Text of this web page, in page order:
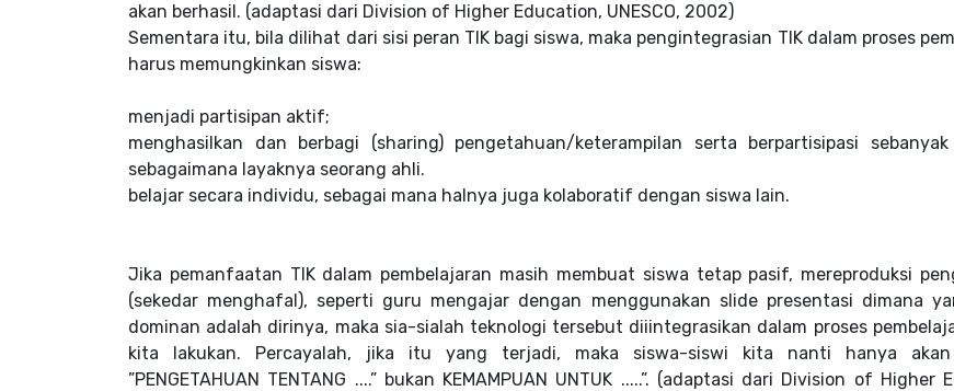
akan berhasil. (adaptasi dari Division of Higher Education, UNESCO, 2002)
Sementara itu, bila dilihat dari sisi peran TIK bagi siswa, maka pengintegrasian TIK dalam proses
harus memungkinkan siswa:
menjadi partisipan aktif;
menghasilkan dan berbagi (sharing) pengetahuan/keterampilan serta berpartisipasi
sebagaimana layaknya seorang ahli.
belajar secara individu, sebagai mana halnya juga kolaboratif dengan siswa lain.
Jika pemanfaatan TIK dalam pembelajaran masih membuat siswa tetap pasif, mereproduksi
(sekedar menghafal), seperti guru mengajar dengan menggunakan slide presentasi dimana
dominan adalah dirinya, maka sia-sialah teknologi tersebut diiintegrasikan dalam proses
kita lakukan. Percayalah, jika itu yang terjadi, maka siswa-siswi kita nanti hanya akan
”PENGETAHUAN TENTANG ....” bukan KEMAMPUAN UNTUK .....”. (adaptasi dari Division of Higher